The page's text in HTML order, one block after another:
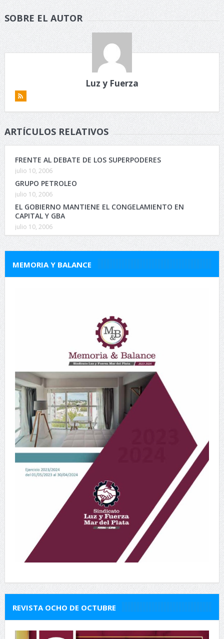
SOBRE EL AUTOR
Luz y Fuerza
ARTÍCULOS RELATIVOS
FRENTE AL DEBATE DE LOS SUPERPODERES
julio 10, 2006
GRUPO PETROLEO
julio 10, 2006
EL GOBIERNO MANTIENE EL CONGELAMIENTO EN
CAPITAL Y GBA
julio 10, 2006
MEMORIA Y BALANCE
REVISTA OCHO DE OCTUBRE